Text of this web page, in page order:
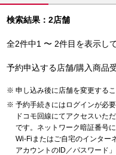
検索結果：2店舗
全2件中1 〜 2件目を表示し
予約申込する店舗/購入商品
申し込み後に店舗を変更するこ
予約手続きにはログインが必要
ドコモ回線にてアクセスいた
です。ネットワーク暗証番号
Wi-Fiまたはご自宅のインター
アカウントのID／パスワード